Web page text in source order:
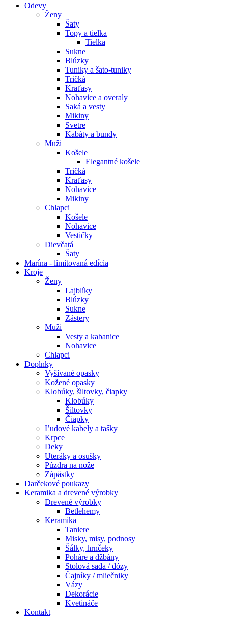
Odevy
Ženy
Šaty
Topy a tielka
Tielka
Sukne
Blúzky
Tuniky a šato-tuniky
Tričká
Kraťasy
Nohavice a overaly
Saká a vesty
Mikiny
Svetre
Kabáty a bundy
Muži
Košele
Elegantné košele
Tričká
Kraťasy
Nohavice
Mikiny
Chlapci
Košele
Nohavice
Vestičky
Dievčatá
Šaty
Marína - limitovaná edícia
Kroje
Ženy
Lajblíky
Blúzky
Sukne
Zástery
Muži
Vesty a kabanice
Nohavice
Chlapci
Doplnky
Vyšívané opasky
Kožené opasky
Klobúky, šiltovky, čiapky
Klobúky
Šiltovky
Čiapky
Ľudové kabely a tašky
Krpce
Deky
Uteráky a osušky
Púzdra na nože
Zápästky
Darčekové poukazy
Keramika a drevené výrobky
Drevené výrobky
Betlehemy
Keramika
Taniere
Misky, misy, podnosy
Šálky, hrnčeky
Poháre a džbány
Stolová sada / dózy
Čajníky / mliečniky
Vázy
Dekorácie
Kvetináče
Kontakt